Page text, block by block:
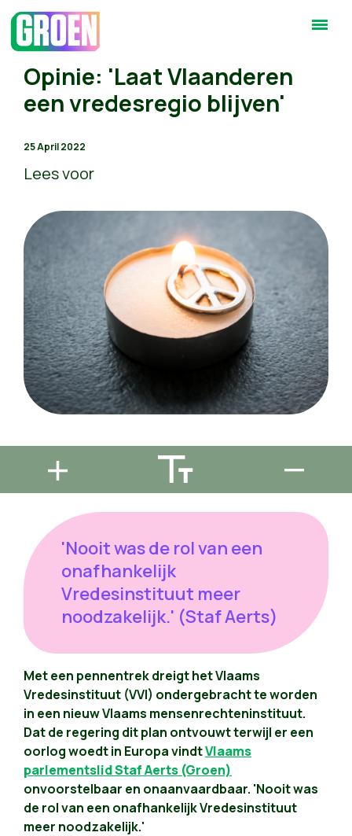
Opinie: 'Laat Vlaanderen
een vredesregio blijven'
25 April 2022
Lees voor
'Nooit was de rol van een
onafhankelijk
Vredesinstituut meer
noodzakelijk.' (Staf Aerts)
Met een pennentrek dreigt het Vlaams
Vredesinstituut (VVI) ondergebracht te worden
in een nieuw Vlaams mensenrechteninstituut.
Dat de regering dit plan ontvouwt terwijl er een
oorlog woedt in Europa vindtVlaams
parlementslid Staf Aerts (Groen)
onvoorstelbaar en onaanvaardbaar. 'Nooit was
de rol van een onafhankelijk Vredesinstituut
meer noodzakelijk.'